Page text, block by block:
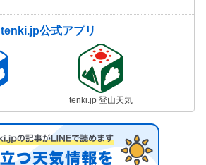
tenki.jp公式アプリ
tenki.jp 登山天気